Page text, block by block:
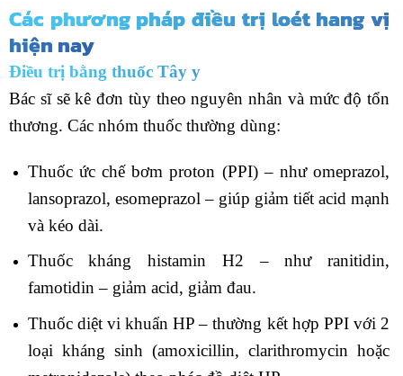
Các phương pháp điều trị loét hang vị
hiện nay
Điều trị bằng thuốc Tây y
Bác sĩ sẽ kê đơn tùy theo nguyên nhân và mức độ tổn
thương. Các nhóm thuốc thường dùng:
Thuốc ức chế bơm proton (PPI) – như omeprazol,
lansoprazol, esomeprazol – giúp giảm tiết acid mạnh
và kéo dài.
Thuốc kháng histamin H2 – như ranitidin,
famotidin – giảm acid, giảm đau.
Thuốc diệt vi khuẩn HP – thường kết hợp PPI với 2
loại kháng sinh (amoxicillin, clarithromycin hoặc